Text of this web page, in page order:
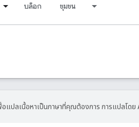
บล็อก ชุมชน
อแปลเนื้อหาเป็นภาษาที่คุณต้องการ การแปลโด